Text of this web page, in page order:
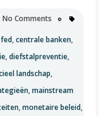
No Comments
,centrale banken,
,diefstalpreventie,
landschap,
,mainstream
,monetaire beleid,